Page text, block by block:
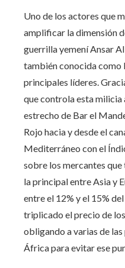
Uno de los actores que
amplificar la dimensión
guerrilla yemení Ansar
también conocida como
principales líderes.
que controla esta milicia
estrecho de Bar el
Rojo hacia y desde el
Mediterráneo con el
sobre los mercantes
la principal entre Asia y
entre el 12% y el 15%
triplicado el precio de
obligando a varias de
África para evitar ese